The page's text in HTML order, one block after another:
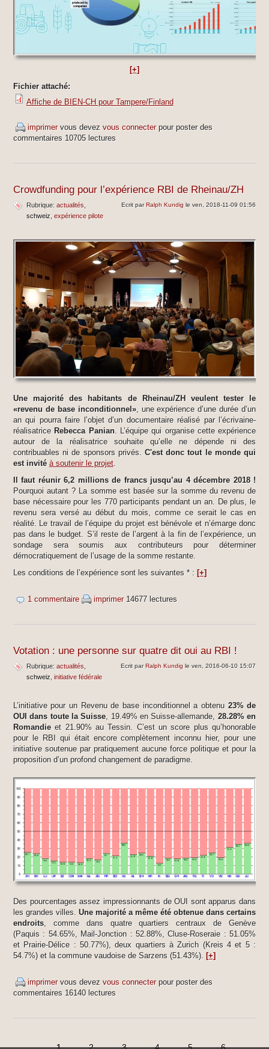
[+]
Fichier attaché:
Affiche de BIEN-CH pour Tampere/Finland
imprimer vous devez vous connecterpour poster des
commentaires 10705 lectures
Crowdfunding pour l’expérience RBI de Rheinau/ZH
Ecrit parRalph Kundig le ven, 2018-11-09 01:56
Rubrique: actualités
schweiz expérience pilote
Une majorité des habitants de Rheinau/ZH veulent tester le
«revenu de base inconditionnel», une expérience d’une durée d’un
an qui pourra faire l’objet d’un documentaire réalisé par l’écrivaine-
réalisatriceRebecca Panian . L’équipe qui organise cette expérience
autour de la réalisatrice souhaite qu’elle ne dépende ni des
contribuables ni de sponsors privés. C'est donc tout le monde qui
est invité à soutenir le projet.
Il faut réunir 6,2 millions de francs jusqu’au 4 décembre 2018 !
Pourquoi autant ? La somme est basée sur la somme du revenu de
base nécessaire pour les 770 participants pendant un an. De plus, le
revenu sera versé au début du mois, comme ce serait le cas en
réalité. Le travail de l’équipe du projet est bénévole et n’émarge donc
pas dans le budget. S’il reste de l’argent à la fin de l’expérience, un
sondage sera soumis aux contributeurs pour déterminer
démocratiquement de l’usage de la somme restante.
Les conditions de l’expérience sont les suivantes * : [+]
1 commentaire imprimer 14677 lectures
Votation : une personne sur quatre dit oui au RBI !
Ecrit parRalph Kundig le ven, 2016-06-10 15:07
Rubrique: actualités
schweiz initiative fédérale
L’initiative pour un Revenu de base inconditionnel a obtenu 23% de
OUI dans toute la Suisse, 19.49% en Suisse-allemande, 28.28% en
Romandieet 21.90% au Tessin. C’est un score plus qu’honorable
pour le RBI qui était encore complètement inconnu hier, pour une
initiative soutenue par pratiquement aucune force politique et pour la
proposition d’un profond changement de paradigme.
Des pourcentages assez impressionnants de OUI sont apparus dans
les grandes villes. Une majorité a même été obtenue dans certains
endroits, comme dans quatre quartiers centraux de Genève
(Paquis : 54.65%, Mail-Jonction : 52.88%, Cluse-Roseraie : 51.05%
et Prairie-Délice : 50.77%), deux quartiers à Zurich (Kreis 4 et 5 :
54.7%) et la commune vaudoise de Sarzens (51.43%). [+]
imprimer vous devez vous connecterpour poster des
commentaires 16140 lectures